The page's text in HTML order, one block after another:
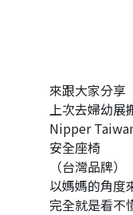
來跟大家分享
上次去婦幼展
Nipper
安全座椅
（台灣品牌）
以媽媽的角度
完全就是看不